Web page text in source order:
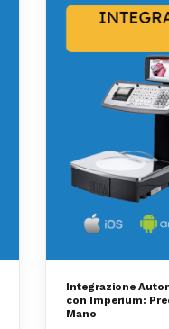
Integrazione
con Imperium:
Mano